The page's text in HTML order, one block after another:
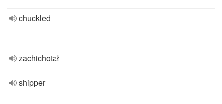
chuckled
zachichotał
shipper